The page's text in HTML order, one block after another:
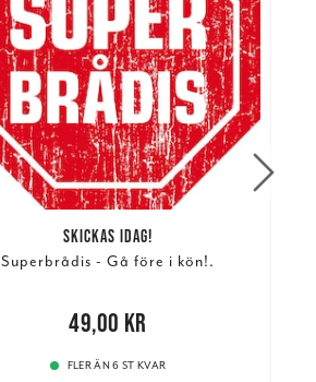
SKICKAS IDAG!
Superbrådis - Gå före i kön!.
49,00 kr49,00 kr
FLER ÄN 6 ST KVAR